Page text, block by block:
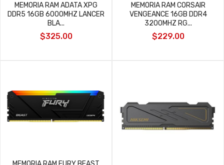
MEMORIA RAM ADATA XPG
DDR5 16GB 6000MHZ LANCER
BLA...
$325.00
MEMORIA RAM CORSAIR
VENGEANCE 16GB DDR4
3200MHZ RG...
$229.00